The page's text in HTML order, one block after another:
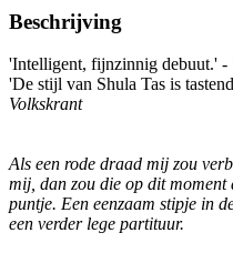
Beschrijving
'Intelligent, fijnzinnig debuut.' -
'De stijl van Shula Tas is
Volkskrant
Als een rode draad mij zou
mij, dan zou die op dit moment
puntje. Een eenzaam stipje in
een verder lege partituur.